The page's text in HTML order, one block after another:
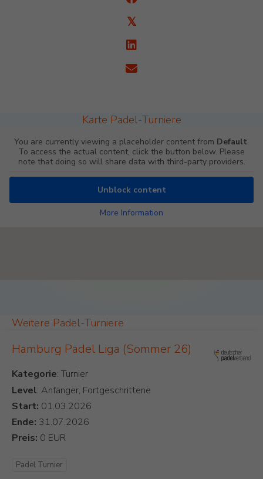
𝕏
Karte Padel-Turniere
You are currently viewing a placeholder content from Default.
To access the actual content, click the button below. Please
note that doing so will share data with third-party providers.
Unblock content
More Information
Weitere Padel-Turniere
Hamburg Padel Liga (Sommer 26)
Kategorie
Level: Anfänger, Fortgeschrittene
Start:
Ende:
Preis:
Padel Turnier